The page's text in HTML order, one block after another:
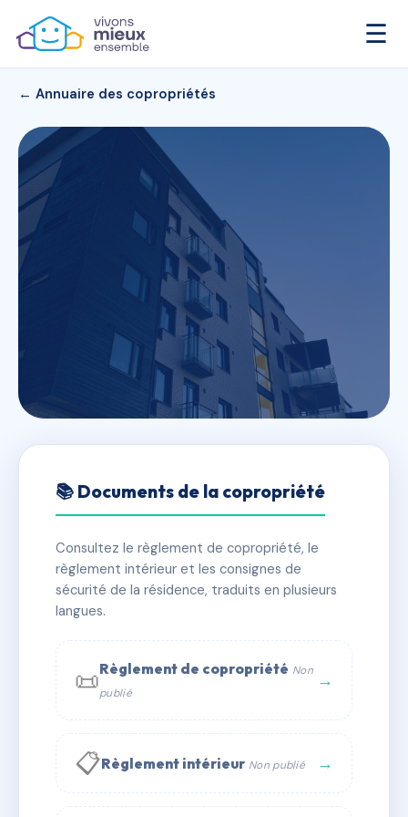
☰
← Annuaire des copropriétés
1 IMPASSE BOSQUET
✓ Immatriculée 🏠 6 lots 🏗 1 bâtiment(s)
📞 Contacter Syndic Digital
📚 Documents de la copropriété
Consultez le règlement de copropriété, le
règlement intérieur et les consignes de
sécurité de la résidence, traduits en plusieurs
langues.
📜Règlement de copropriété Non
publié
→
📋Règlement intérieur Non publié →